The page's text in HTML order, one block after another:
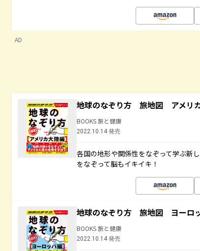
AD
地球のなぞり方 旅地図 アメリ
BOOKS 旅と健康
2022.10.14 発売
各国の地形や関係性をなぞって学ぶ新
をなぞって脳もイキイキ！
地球のなぞり方 旅地図 ヨーロ
BOOKS 旅と健康
2022.10.14 発売